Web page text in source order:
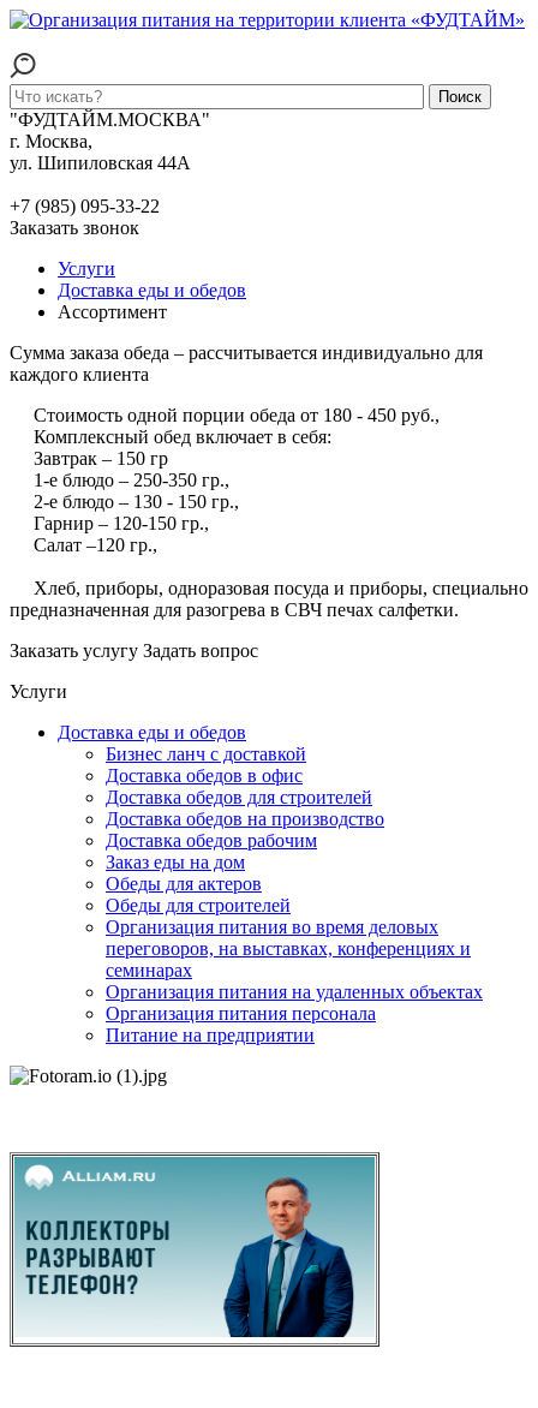
Поиск
"ФУДТАЙМ.МОСКВА"
г. Москва,
ул. Шипиловская 44А
+7 (985) 095-33-22
Заказать звонок
Услуги
Доставка еды и обедов
Ассортимент
Сумма заказа обеда – рассчитывается индивидуально для
каждого клиента
Стоимость одной порции обеда от 180 - 450 руб.,
Комплексный обед включает в себя:
Завтрак – 150 гр
1-е блюдо – 250-350 гр.,
2-е блюдо – 130 - 150 гр.,
Гарнир – 120-150 гр.,
Салат –120 гр.,
Хлеб, приборы, одноразовая посуда и приборы, специально
предназначенная для разогрева в СВЧ печах салфетки.
Заказать услугу Задать вопрос
Услуги
Доставка еды и обедов
Бизнес ланч с доставкой
Доставка обедов в офис
Доставка обедов для строителей
Доставка обедов на производство
Доставка обедов рабочим
Заказ еды на дом
Обеды для актеров
Обеды для строителей
Организация питания во время деловых
переговоров, на выставках, конференциях и
семинарах
Организация питания на удаленных объектах
Организация питания персонала
Питание на предприятии